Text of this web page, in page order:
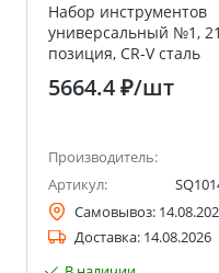
Набор инструментов
универсальный №1, 21
позиция, CR-V сталь
"Алмаз" TDM
5664.4 ₽/шт
Производитель:
Артикул:
Самовывоз:
Доставка: 14.08.2026